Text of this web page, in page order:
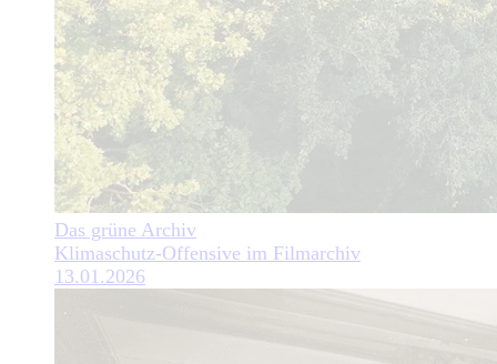
Das grüne Archiv
Klimaschutz-Offensive im Filmarchiv
13.01.2026